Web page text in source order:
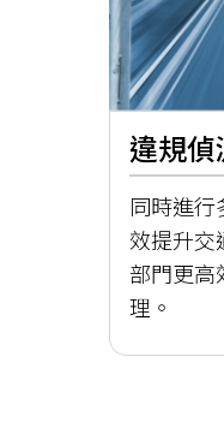
違規偵
同時進行
效提升交
部門更高
理。